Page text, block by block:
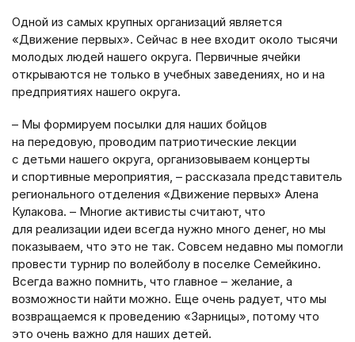
Одной из самых крупных организаций является
«Движение первых». Сейчас в нее входит около тысячи
молодых людей нашего округа. Первичные ячейки
открываются не только в учебных заведениях, но и на
предприятиях нашего округа.
– Мы формируем посылки для наших бойцов
на передовую, проводим патриотические лекции
с детьми нашего округа, организовываем концерты
и спортивные мероприятия, – рассказала представитель
регионального отделения «Движение первых» Алена
Кулакова. – Многие активисты считают, что
для реализации идеи всегда нужно много денег, но мы
показываем, что это не так. Совсем недавно мы помогли
провести турнир по волейболу в поселке Семейкино.
Всегда важно помнить, что главное – желание, а
возможности найти можно. Еще очень радует, что мы
возвращаемся к проведению «Зарницы», потому что
это очень важно для наших детей.